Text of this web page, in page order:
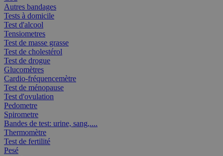
Autres bandages
Tests à domicile
Test d'alcool
Tensiometres
Test de masse grasse
Test de cholestérol
Test de drogue
Glucomètres
Cardio-fréquencemètre
Test de ménopause
Test d'ovulation
Pedometre
Spirometre
Bandes de test: urine, sang,....
Thermomètre
Test de fertilité
Pesé